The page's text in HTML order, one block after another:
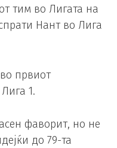
тим во Лигата на
Нант во Лига
првиот
1.
фаворит, но не
до 79-та